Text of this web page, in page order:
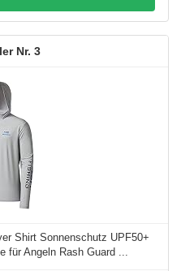
3
Shirt Sonnenschutz UPF50+
für Angeln Rash Guard ...